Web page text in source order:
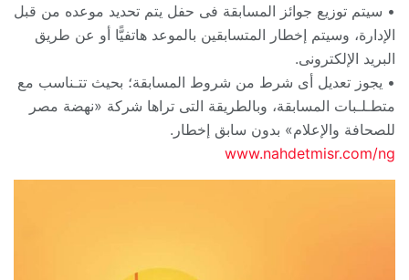
• سيتم توزيع جوائز المسابقة فى حفل يتم تحديد موعده من قبل
الإدارة، وسيتم إخطار المتسابقين ‏بالموعد هاتفيًّا أو عن طريق
البريد الإلكترونى.‏
• يجوز تعديل أى شرط من شروط المسابقة؛ بحيث تتـناسب مع
متطـلـبات المسابقة، وبالطريقة التى ‏تراها شركة «نهضة مصر
للصحافة والإعلام» بدون سابق إخطار.‏
www.nahdetmisr.com/ng